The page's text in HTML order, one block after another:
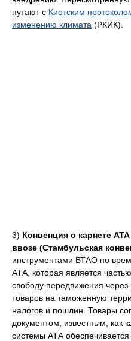
путают с Киотским
изменению климата (РКИК).
3) Конвенция о карнете
ввозе (Стамбульская
инструментами ВТАО по
АТА, которая является
свободу передвижения
товаров на таможенную
налогов и пошлин. Товары
документом, известным, как
системы АТА